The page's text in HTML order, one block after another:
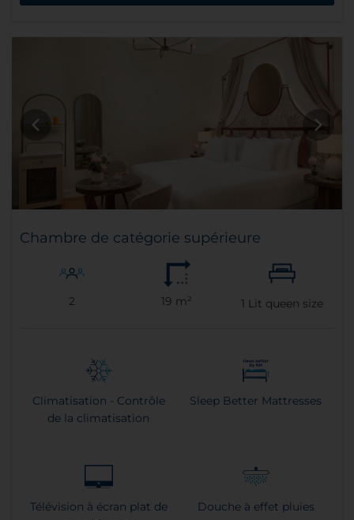
Chambre de catégorie supérieure
2 19 m² 1 Lit queen size
Climatisation - Contrôle
de la climatisation
Sleep Better Mattresses
Télévision à écran plat de
Douche à effet pluies